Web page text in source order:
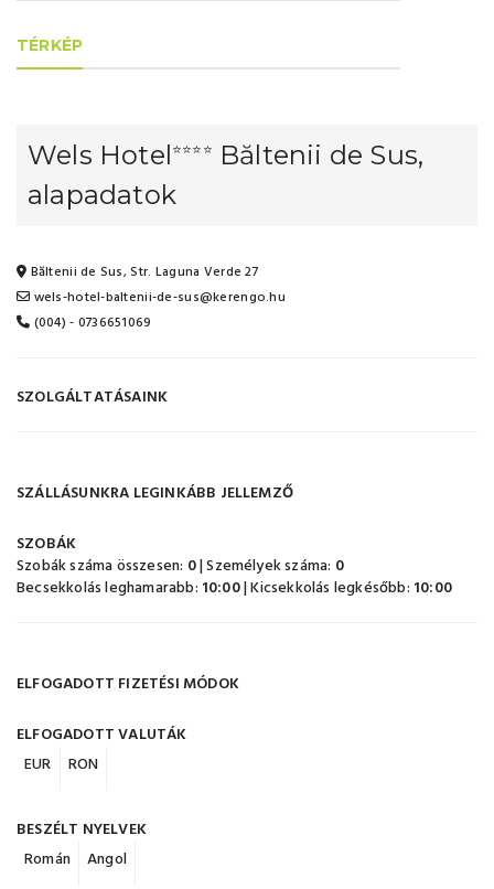
TÉRKÉP
Wels Hotel ⭐⭐⭐⭐
Băltenii de Sus,
alapadatok
Băltenii de Sus, Str. Laguna Verde 27
wels-hotel-baltenii-de-sus@kerengo.hu
(004) - 0736651069
SZOLGÁLTATÁSAINK
SZÁLLÁSUNKRA LEGINKÁBB JELLEMZŐ
SZOBÁK
Szobák száma összesen: 0| Személyek száma: 0
Becsekkolás leghamarabb: 10:00| Kicsekkolás legkésőbb: 10:00
ELFOGADOTT FIZETÉSI MÓDOK
ELFOGADOTT VALUTÁK
EUR
RON
BESZÉLT NYELVEK
Román
Angol